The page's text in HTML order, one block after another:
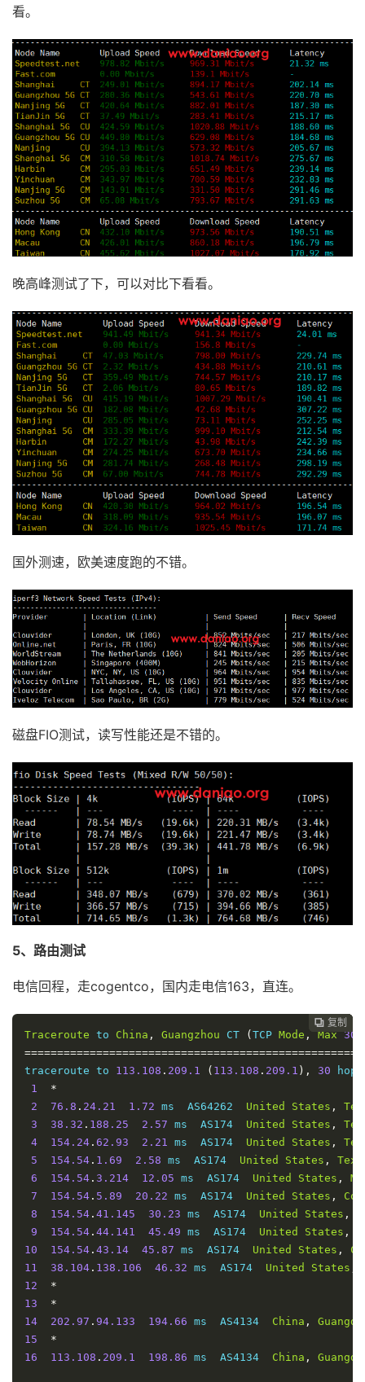
看。
晚高峰测试了下，可以对比下看看。
国外测速，欧美速度跑的不错。
磁盘FIO测试，读写性能还是不错的。
5、路由测试
电信回程，走cogentco，国内走电信163，直连。
 复制
 复制
 复制
 复制
 复制
Traceroute to China , Guangzhou CT ( TCP Mode , Max 30
traceroute to 113.108 . 209.1 ( 113.108 . 209.1 ), 30
1
*
2
76.8 . 24.21 1.72 ms  AS64262 United States ,
3
38.32 . 188.25 2.57 ms  AS174 United States ,
4
154.24 . 62.93 2.21 ms  AS174 United States ,
5
154.54 . 1.69 2.58 ms  AS174 United States ,
6
154.54 . 3.214 12.05 ms  AS174 United States ,
7
154.54 . 5.89 20.22 ms  AS174 United States ,
8
154.54 . 41.145 30.23 ms  AS174 United States ,
9
154.54 . 44.141 45.49 ms  AS174 United States ,
10
154.54 . 43.14 45.87 ms  AS174 United States ,
11
38.104 . 138.106 46.32 ms  AS174 United States
12
*
13
*
14
202.97 . 94.133 194.66 ms  AS4134 China ,
15
*
16
113.108 . 209.1 198.86 ms  AS4134 China ,